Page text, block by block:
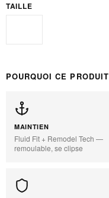
TAILLE
POURQUOI CE PRODUIT
MAINTIEN
Fluid Fit + Remodel Tech —
remoulable, se clipse